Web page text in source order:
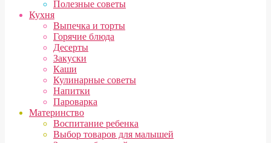
Полезные советы
Кухня
Выпечка и торты
Горячие блюда
Десерты
Закуски
Каши
Кулинарные советы
Напитки
Пароварка
Материнство
Воспитание ребенка
Выбор товаров для малышей